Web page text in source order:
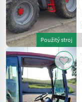
Použitý stroj